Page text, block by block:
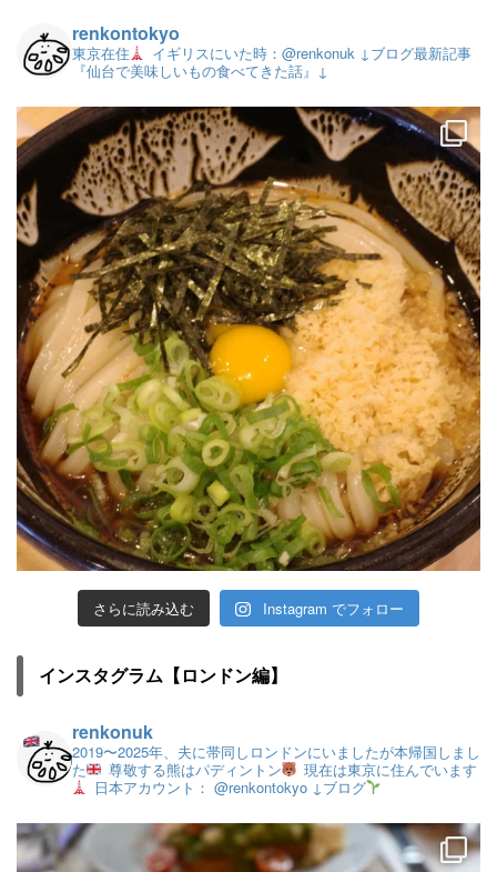
renkontokyo
東京在住 イギリスにいた時：@renkonuk ↓ブログ最新記事
『仙台で美味しいもの食べてきた話』↓
さらに読み込む Instagram でフォロー
インスタグラム【ロンドン編】
renkonuk
2019〜2025年、夫に帯同しロンドンにいましたが本帰国しまし
た
尊敬する熊はパディントン
現在は東京に住んでいます
日本アカウント： @renkontokyo ↓ブログ